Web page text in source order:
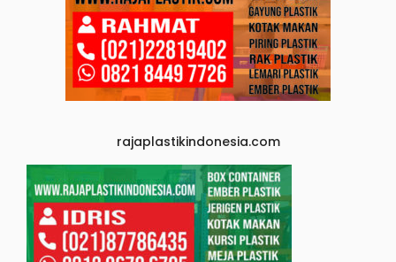
rajaplastikindonesia.com